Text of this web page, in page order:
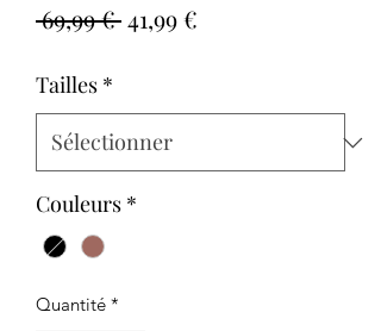
69,99 € Prix
41,99 €
Tailles *
Couleurs *
Quantité *